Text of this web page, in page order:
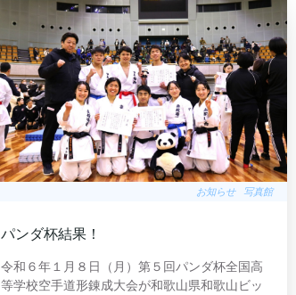
お知らせ 写真館
パンダ杯結果！
令和６年１月８日（月）第５回パンダ杯全国高
等学校空手道形錬成大会が和歌山県和歌山ビッ